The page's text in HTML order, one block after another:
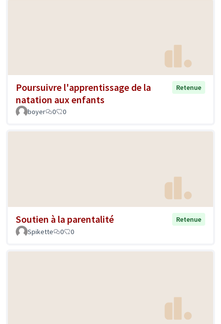
Poursuivre l'apprentissage de la
natation aux enfants
Retenue
boyer 0 0
Soutien à la parentalité
Retenue
Spikette
0 0